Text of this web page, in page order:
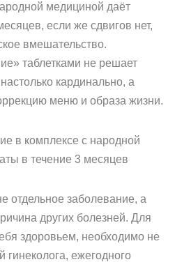
медициной даёт
если же сдвигов нет,
вмешательство.
таблетками не решает
кардинально, а
меню и образа жизни.
в комплексе с народной
в течение 3 месяцев
отдельное заболевание, а
других болезней. Для
здоровьем, необходимо не
гинеколога, ежегодного